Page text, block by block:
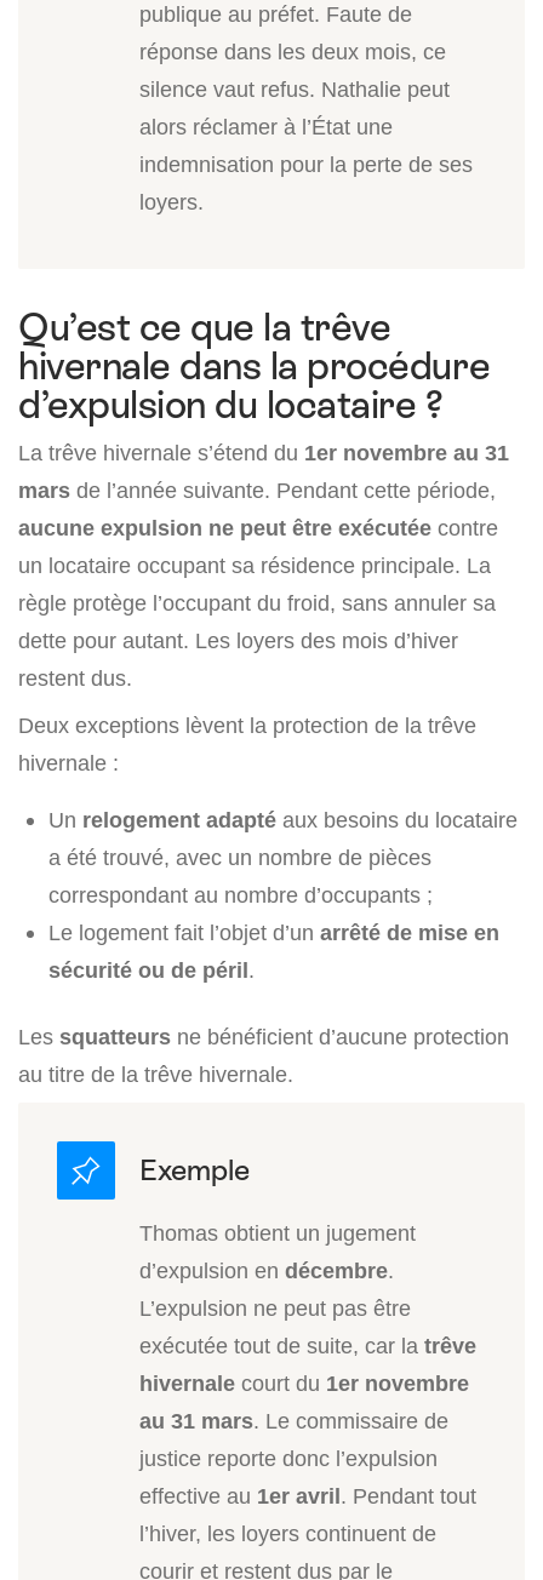
publique au préfet. Faute de
réponse dans les deux mois, ce
silence vaut refus. Nathalie peut
alors réclamer à l’État une
indemnisation pour la perte de ses
loyers.
Qu’est ce que la trêve
hivernale dans la procédure
d’expulsion du locataire ?
La trêve hivernale s’étend du 1er novembre au 31
mars de l’année suivante. Pendant cette période,
aucune expulsion ne peut être exécutée contre
un locataire occupant sa résidence principale. La
règle protège l’occupant du froid, sans annuler sa
dette pour autant. Les loyers des mois d’hiver
restent dus.
Deux exceptions lèvent la protection de la trêve
hivernale :
Un relogement adapté aux besoins du locataire
a été trouvé, avec un nombre de pièces
correspondant au nombre d’occupants ;
Le logement fait l’objet d’un arrêté de mise en
sécurité ou de péril.
Les squatteurs ne bénéficient d’aucune protection
au titre de la trêve hivernale.
Thomas obtient un jugement
d’expulsion en décembre.
L’expulsion ne peut pas être
exécutée tout de suite, car la trêve
hivernale court du 1er novembre
au 31 mars. Le commissaire de
justice reporte donc l’expulsion
effective au 1er avril. Pendant tout
l’hiver, les loyers continuent de
courir et restent dus par le